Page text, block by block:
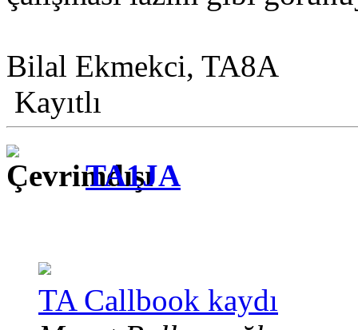
Bilal Ekmekci, TA8A
Kayıtlı
TA1JA
TA Callbook kaydı